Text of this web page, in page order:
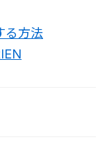
る方法